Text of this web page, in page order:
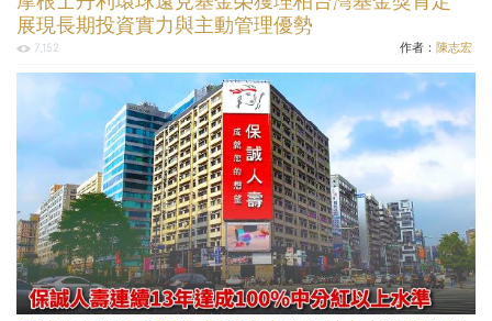
展現長期投資實力與主動管理優勢
7,152 作者： 陳志宏